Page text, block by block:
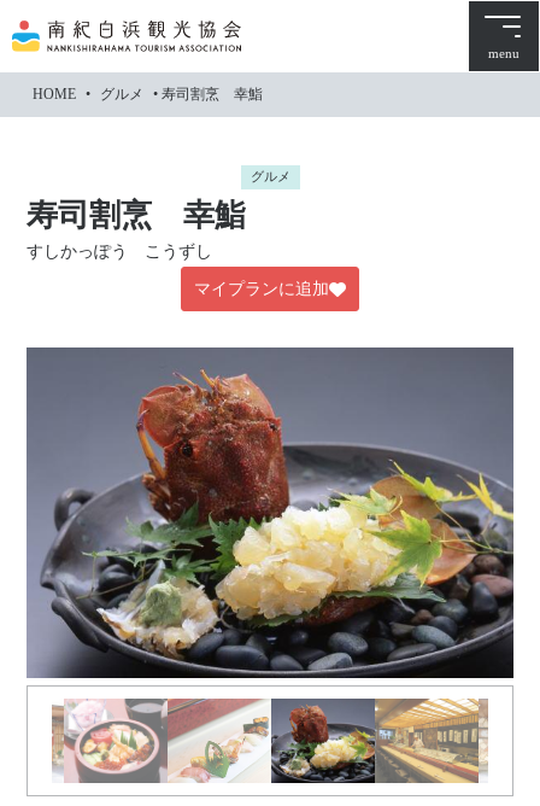
文
に
menu
HOME • グルメ •寿司割烹 幸鮨
グルメ
寿司割烹 幸鮨
すしかっぽう こうずし
マイプランに追加